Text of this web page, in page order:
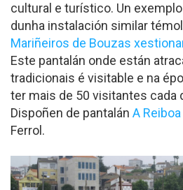
cultural e turístico. Un
dunha instalación similar
Mariñeiros de Bouzas
Este pantalán onde están
tradicionais é visitable e na
ter mais de 50 visitantes cada
Dispoñen de pantalán A Reiboa
Ferrol.